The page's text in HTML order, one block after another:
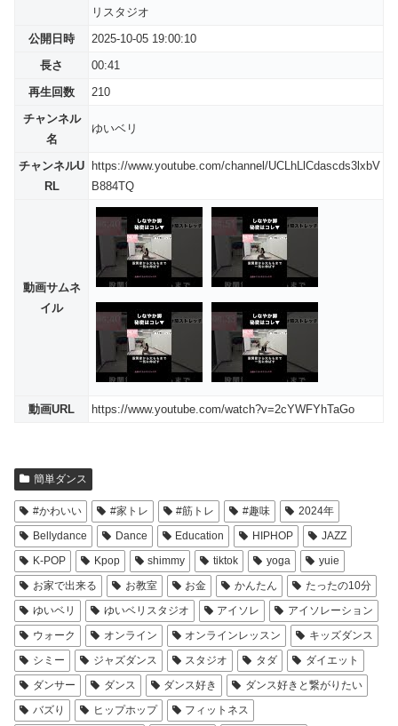
リスタジオ
公開日時
2025-10-05 19:00:10
長さ
00:41
再生回数
210
チャンネル
名
ゆいベリ
チャンネルU
RL
https://www.youtube.com/channel/UCLhLlCdascds3lxbV
B884TQ
動画サムネ
イル
動画URL https://www.youtube.com/watch?v=2cYWFYhTaGo
簡単ダンス
#かわいい #家トレ #筋トレ #趣味
2024年
Bellydance
Dance Education HIPHOP
JAZZ
K-POP
Kpop shimmy tiktok yoga
yuie
お家で出来る
お教室 お金 かんたん
たったの10分
ゆいベリ
ゆいベリスタジオ アイソレ
アイソレーション
ウォーク
オンライン オンラインレッスン
キッズダンス
シミー
ジャズダンス スタジオ タダ
ダイエット
ダンサー
ダンス ダンス好き
ダンス好きと繋がりたい
バズり
ヒップホップ フィットネス